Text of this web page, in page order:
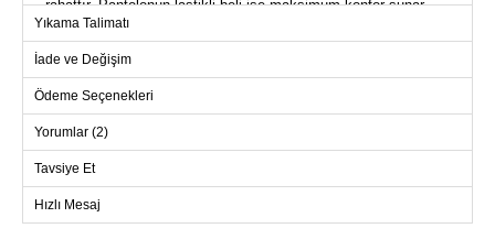
rahattır. Pantolonun lastikli beli ise maksimum konfor sunar.
Tunik ve pantolon şeklindeki bu kombin, modern ve şık bir
seçenektir.
(CM)
Beden
L
110
89
M
108
89
Yıkama Talimatı
İade ve Değişim
Ödeme Seçenekleri
Yorumlar (2)
Tavsiye Et
Hızlı Mesaj